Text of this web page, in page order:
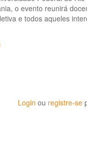
o evento reunirá
e todos aqueles
Login ou registre-se